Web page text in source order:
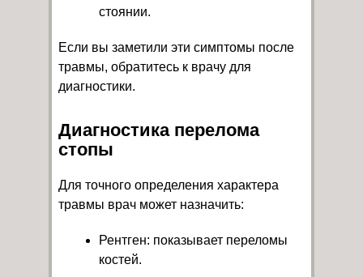
стоянии.
Если вы заметили эти симптомы после
травмы, обратитесь к врачу для
диагностики.
Диагностика перелома
стопы
Для точного определения характера
травмы врач может назначить:
Рентген: показывает переломы
костей.